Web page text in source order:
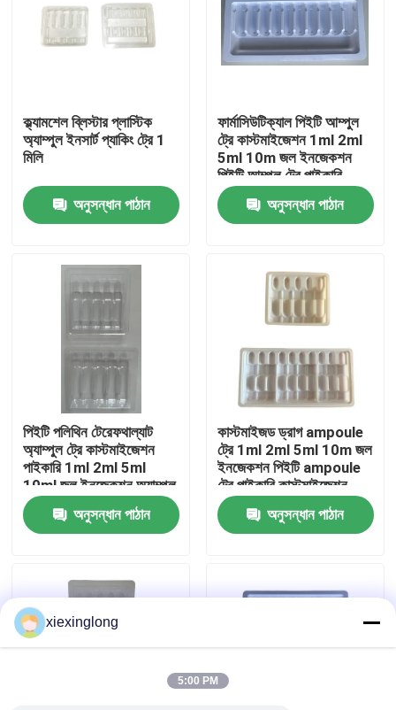
আমাদের সম্বন্ধে
কারখানা পরিদর্শন
গুণমান নিয়ন্ত্রণ
আমাদের সাথে যোগাযোগ
মামলা
ক্ল্যামশেল ব্লিস্টার প্লাস্টিক
অ্যাম্পুল ইনসার্ট প্যাকিং ট্রে 1
মিলি
অনুসন্ধান পাঠান
ফার্মাসিউটিক্যাল পিইটি আম্পুল
ট্রে কাস্টমাইজেশন 1ml 2ml
5ml 10m জল ইনজেকশন
পিইটি আম্পুল ট্রে পাইকারি
কাস্টমাইজেশন
অনুসন্ধান পাঠান
পিইটি পলিথিন টেরেফথাল্যাট
অ্যাম্পুল ট্রে কাস্টমাইজেশন
পাইকারি 1ml 2ml 5ml
10ml জল ইনজেকশন অ্যাম্পুল
ট্রে কাস্টমাইজেশন
অনুসন্ধান পাঠান
কাস্টমাইজড ড্রাগ ampoule
ট্রে 1ml 2ml 5ml 10m জল
ইনজেকশন পিইটি ampoule
ট্রে পাইকারি কাস্টমাইজেশন
অনুসন্ধান পাঠান
xiexinglong
5:00 PM